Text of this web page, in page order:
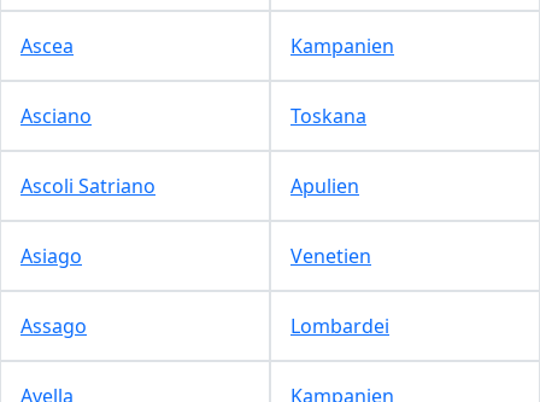
Ascea Kampanien
Asciano Toskana
Ascoli Satriano Apulien
Asiago Venetien
Assago Lombardei
Avella Kampanien